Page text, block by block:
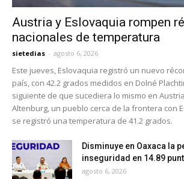
Austria y Eslovaquia rompen
nacionales de temperatura
sietedias - agosto 6, 2026
Este jueves, Eslovaquia registró un nuevo
país, con 42.2 grados medidos en Dolné
siguiente de que sucediera lo mismo en
Altenburg, un pueblo cerca de la frontera con
se registró una temperatura de 41.2 grados.
Disminuye en Oaxaca la
inseguridad en 14.89
agosto 6, 2026